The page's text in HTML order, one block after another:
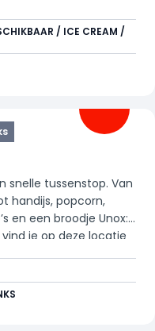
/ ICE CREAM /
snelle tussenstop. Van
handijs, popcorn,
en een broodje Unox:
je op deze locatie